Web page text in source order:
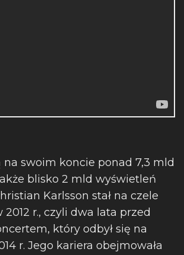
na swoim koncie ponad 7,3 mld
blisko 2 mld wyświetleń
Karlsson stał na czele
r., czyli dwa lata przed
który odbył się na
r. Jego kariera obejmowała